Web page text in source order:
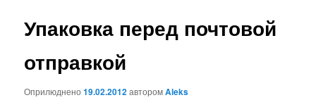
Упаковка перед почтовой
отправкой
Оприлюднено19.02.2012авторомAleks